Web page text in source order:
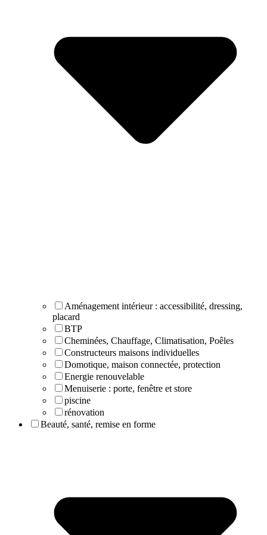
Aménagement intérieur : accessibilité, dressing,
placard
BTP
Cheminées, Chauffage, Climatisation, Poêles
Constructeurs maisons individuelles
Domotique, maison connectée, protection
Energie renouvelable
Menuiserie : porte, fenêtre et store
piscine
rénovation
Beauté, santé, remise en forme